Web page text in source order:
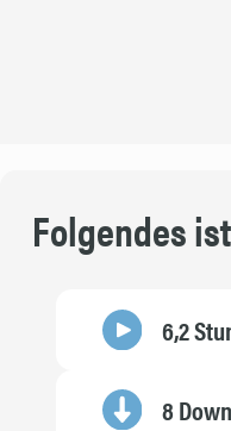
Folgendes
6,2
8